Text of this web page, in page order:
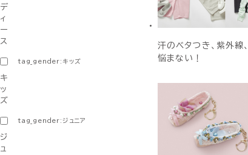
デ
ィ
ー
ス
tag_gender:キッズ
キ
ッ
ズ
tag_gender:ジュニア
ジ
ュ
汗のベタつき、紫外線
悩まない！